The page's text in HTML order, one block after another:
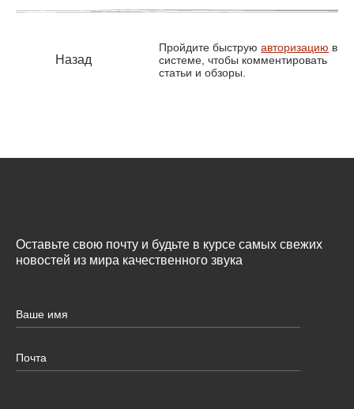
Назад
Пройдите быструюавторизацию в
системе, чтобы комментировать
статьи и обзоры.
Оставьте свою почту и будьте в курсе самых свежих
новостей из мира качественного звука